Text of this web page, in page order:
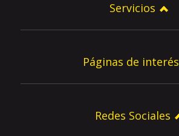
Servicios
Páginas de interés
Redes Sociales